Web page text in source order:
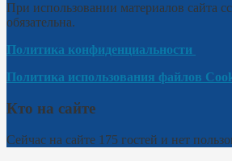
При использовании материалов сайта
обязательна.
Политика конфиденциальности
Политика использования файлов
Кто на сайте
Сейчас на сайте 175 гостей и нет